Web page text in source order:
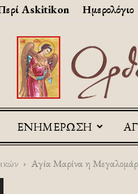
Askitikon Ημερολόγιο
ΕΝΗΜΕΡΩΣΗ
Αγία Μαρίνα η